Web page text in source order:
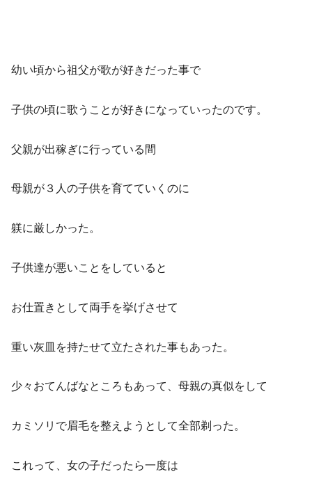
幼い頃から祖父が歌が好きだった事で
子供の頃に歌うことが好きになっていったのです。
父親が出稼ぎに行っている間
母親が３人の子供を育てていくのに
躾に厳しかった。
子供達が悪いことをしていると
お仕置きとして両手を挙げさせて
重い灰皿を持たせて立たされた事もあった。
少々おてんばなところもあって、母親の真似をして
カミソリで眉毛を整えようとして全部剃った。
これって、女の子だったら一度は